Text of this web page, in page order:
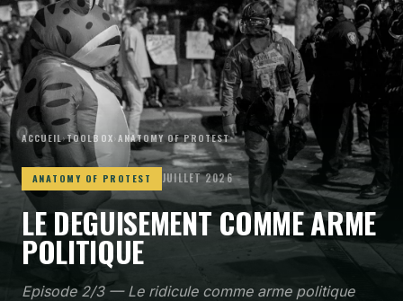
ACCUEIL›TOOLBOX›ANATOMY OF PROTEST
ANATOMY OF PROTEST JUILLET 2026
LE DEGUISEMENT COMME ARME
POLITIQUE
Episode 2/3 — Le ridicule comme arme politique